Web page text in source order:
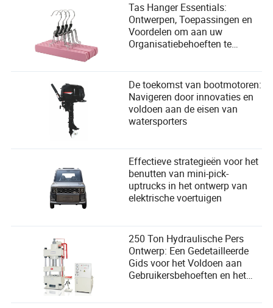
Tas Hanger Essentials:
Ontwerpen, Toepassingen en
Voordelen om aan uw
Organisatiebehoeften te
De toekomst van bootmotoren:
Navigeren door innovaties en
voldoen aan de eisen van
watersporters
Effectieve strategieën voor het
benutten van mini-pick-
uptrucks in het ontwerp van
elektrische voertuigen
250 Ton Hydraulische Pers
Ontwerp: Een Gedetailleerde
Gids voor het Voldoen aan
Gebruikersbehoeften en het